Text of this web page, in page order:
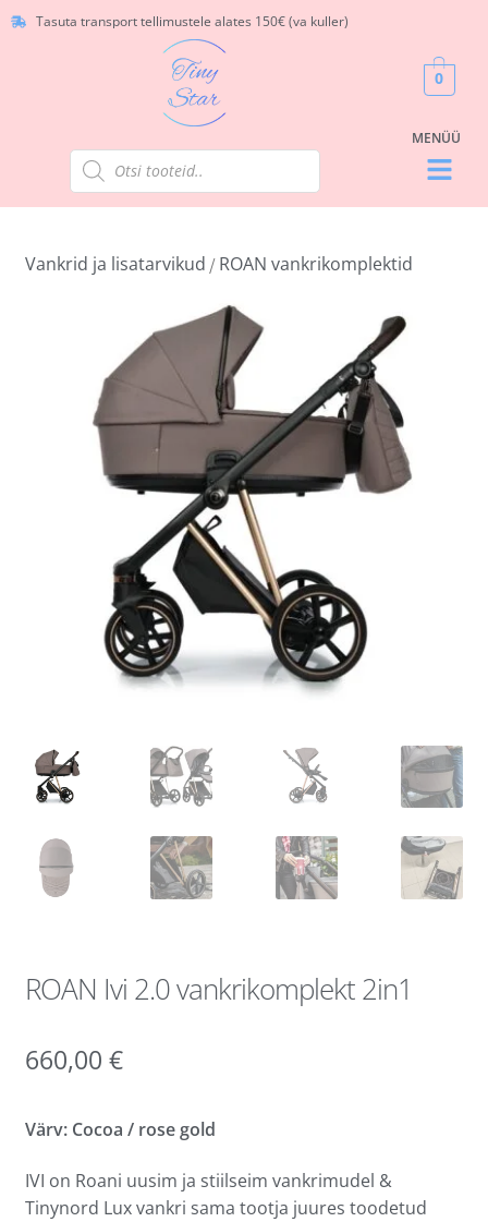
Tasuta transport tellimustele alates 150€ (va kuller)
0
Vankrid ja lisatarvikud / ROAN vankrikomplektid
ROAN Ivi 2.0 vankrikomplekt 2in1
660,00 €
Värv: Cocoa / rose gold
IVI on Roani uusim ja stiilseim vankrimudel &
Tinynord Lux vankri sama tootja juures toodetud